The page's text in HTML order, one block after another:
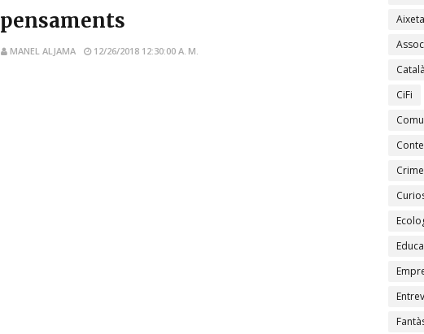
pensaments
MANEL ALJAMA 12/26/2018 12:30:00 A. M.
Aixeta
Català
CiFi